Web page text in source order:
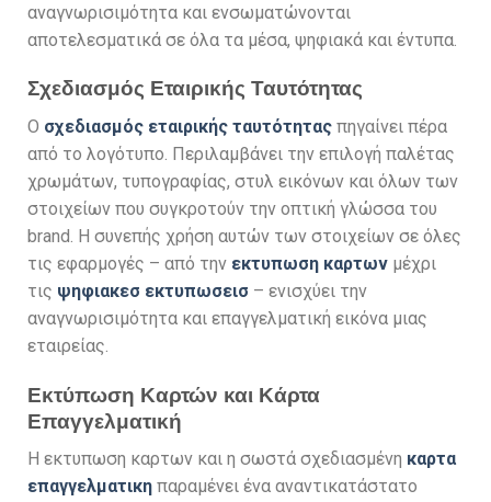
αναγνωρισιμότητα και ενσωματώνονται
αποτελεσματικά σε όλα τα μέσα, ψηφιακά και έντυπα.
Σχεδιασμός Εταιρικής Ταυτότητας
Ο σχεδιασμός εταιρικής ταυτότητας πηγαίνει πέρα
από το λογότυπο. Περιλαμβάνει την επιλογή παλέτας
χρωμάτων, τυπογραφίας, στυλ εικόνων και όλων των
στοιχείων που συγκροτούν την οπτική γλώσσα του
brand. Η συνεπής χρήση αυτών των στοιχείων σε όλες
τις εφαρμογές – από την εκτυπωση καρτων μέχρι
τις ψηφιακεσ εκτυπωσεισ – ενισχύει την
αναγνωρισιμότητα και επαγγελματική εικόνα μιας
εταιρείας.
Εκτύπωση Καρτών και Κάρτα
Επαγγελματική
Η εκτυπωση καρτων και η σωστά σχεδιασμένη καρτα
επαγγελματικη παραμένει ένα αναντικατάστατο